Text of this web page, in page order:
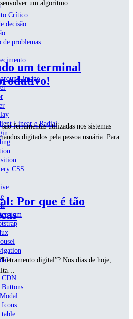
Crítico
decisão
de problemas
image
Linear e Radial
CSS
dom
CDN
um algoritmo…
um terminal
ferramentas utilizadas nos sistemas
digitados pela pessoa usuária. Para…
Por que é tão
digital”? Nos dias de hoje,